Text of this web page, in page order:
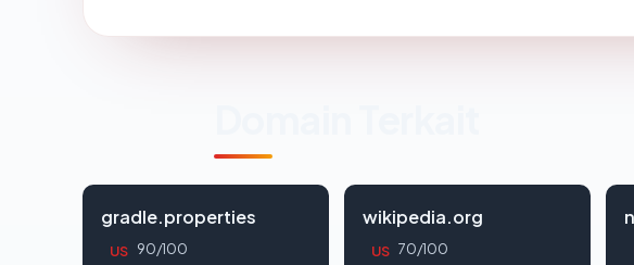
gradle.properties
US 90/100
wikipedia.org
US 70/100